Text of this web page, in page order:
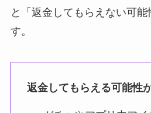
と「返金してもらえない可
す。
返金してもらえる可能性